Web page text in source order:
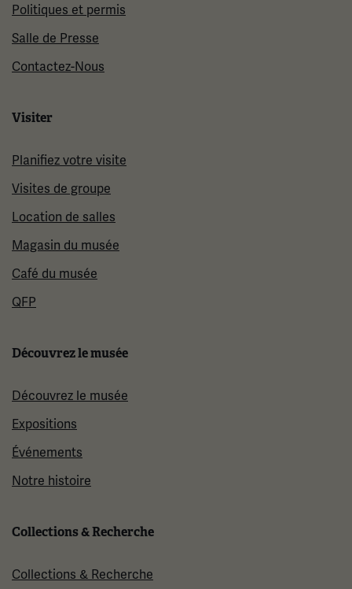
Politiques et permis
Salle de Presse
Contactez-Nous
Visiter
Planifiez votre visite
Visites de groupe
Location de salles
Magasin du musée
Café du musée
QFP
Découvrez le musée
Découvrez le musée
Expositions
Événements
Notre histoire
Collections & Recherche
Collections & Recherche